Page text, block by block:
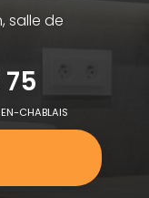
salle de
CHABLAIS